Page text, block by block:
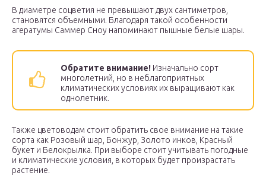
В диаметре соцветия не превышают двух сантиметров,
становятся объемными. Благодаря такой особенности
агератумы Саммер Сноу напоминают пышные белые шары.
Обратите внимание! Изначально сорт
многолетний, но в неблагоприятных
климатических условиях их выращивают как
однолетник.
Также цветоводам стоит обратить свое внимание на такие
сорта как Розовый шар, Бонжур, Золото инков, Красный
букет и Белокрылка. При выборе стоит учитывать погодные
и климатические условия, в которых будет произрастать
растение.